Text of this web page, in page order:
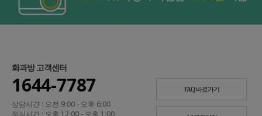
화과방 고객센터
1644-7787
상담시간 : 오전 9:00 - 오후 6:00
FAQ 바로가기